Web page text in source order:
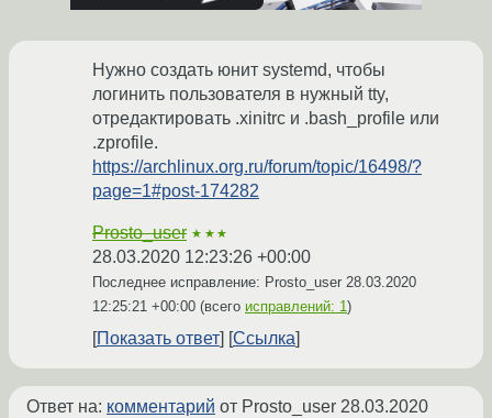
Нужно создать юнит systemd, чтобы
логинить пользователя в нужный tty,
отредактировать .xinitrc и .bash_profile или
.zprofile.
https://archlinux.org.ru/forum/topic/16498/?
page=1#post-174282
Prosto_user ★★★
28.03.2020 12:23:26 +00:00
Последнее исправление: Prosto_user 28.03.2020
12:25:21 +00:00 (всего исправлений: 1)
Показать ответ Ссылка
Ответ на: комментарий от Prosto_user 28.03.2020